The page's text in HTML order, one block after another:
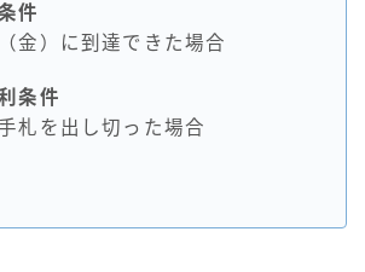
件
金）に到達できた場合
条件
札を出し切った場合